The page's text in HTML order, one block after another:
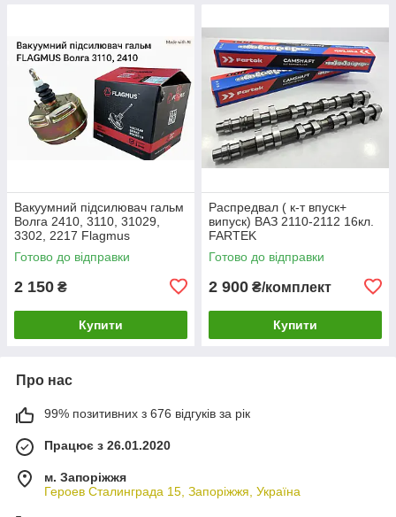
Вакуумний підсилювач гальм
Волга 2410, 3110, 31029,
3302, 2217 Flagmus
Готово до відправки
2 150 ₴
Купити
Распредвал ( к-т впуск+
випуск) ВАЗ 2110-2112 16кл.
FARTEK
Готово до відправки
2 900 ₴/комплект
Купити
Про нас
99% позитивних з 676 відгуків за рік
Працює з 26.01.2020
м. Запоріжжя
Героев Сталинграда 15, Запоріжжя, Україна